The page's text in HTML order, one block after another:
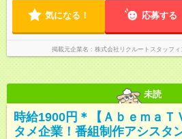
気になる！ 応募する
掲載元企業名 株式会社リクルートスタッフ
未読
時給1900円＊【ＡｂｅｍａＴ
タメ企業！番組制作アシスタ